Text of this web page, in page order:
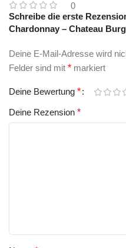
0
Schreibe die erste
Chardonnay – Chateau
Deine E-Mail-Adresse wird
Felder sind mit * markiert
Deine Bewertung *
Deine Rezension *